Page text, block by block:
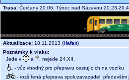
Trasa: Čerčany 20.06, Týnec nad Sázavou 20.23-
Aktualizace: 18.11.2013 (Hafan)
Poznámky k vlaku:
Jede v
a
, nejede 24.XII.
- vůz vhodný pro přepravu cestujících na vozíku
- rozšířená přeprava spoluzavazadel, především